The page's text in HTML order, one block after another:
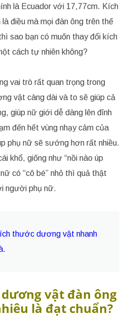
là Ecuador với 17,77cm. Kích
điều mà mọi đàn ông trên thế
sao bạn có muốn thay đổi kích
cách tự nhiên không?
vai trò rất quan trọng trong
vật càng dài và to sẽ giúp cả
giúp nữ giới dễ dàng lên đỉnh
đến hết vùng nhạy cảm của
phụ nữ sẽ sướng hơn rất nhiều.
khổ, giống như “nồi nào úp
có “cô bé” nhỏ thì quả thật
người phụ nữ.
thước dương vật nhanh
.
vật đàn ông
là đạt chuẩn?